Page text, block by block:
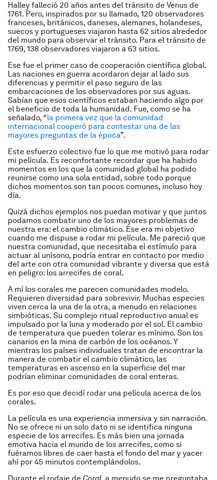
Halley falleció 20 años antes del tránsito de Venus de
1761. Pero, inspirados por su llamado, 120 observadores
franceses, británicos, daneses, alemanes, holandeses,
suecos y portugueses viajaron hasta 62 sitios alrededor
del mundo para observar el tránsito. Para el tránsito de
1769, 138 observadores viajaron a 63 sitios.
Ese fue el primer caso de cooperación científica global.
Las naciones en guerra acordaron dejar al lado sus
diferencias y permitir el paso seguro de las
embarcaciones de los observadores por sus aguas.
Sabían que esos científicos estaban haciendo algo por
el beneficio de toda la humanidad. Fue, como se ha
señalado, “la primera vez que la comunidad
internacional cooperó para contestar una de las
mayores preguntas de la época”.
Este esfuerzo colectivo fue lo que me motivó para rodar
mi película. Es reconfortante recordar que ha habido
momentos en los que la comunidad global ha podido
reunirse como una sola entidad, sobre todo porque
dichos momentos son tan pocos comunes, incluso hoy
día.
Quizá dichos ejemplos nos puedan motivar y que juntos
podamos combatir uno de los mayores problemas de
nuestra era: el cambio climático. Ese era mi objetivo
cuando me dispuse a rodar mi película. Me pareció que
nuestra comunidad, que necesitaba el estímulo para
actuar al unísono, podría entrar en contacto por medio
del arte con otra comunidad vibrante y diversa que está
en peligro: los arrecifes de coral.
A mí los corales me parecen comunidades modelo.
Requieren diversidad para sobrevivir. Muchas especies
viven cerca la una de la otra, a menudo en relaciones
simbióticas. Su complejo ritual reproductivo anual es
impulsado por la luna y moderado por el sol. El cambio
de temperatura que pueden tolerar es mínimo. Son los
canarios en la mina de carbón de los océanos. Y
mientras los países individuales tratan de encontrar la
manera de combatir el cambio climático, las
temperaturas en ascenso en la superficie del mar
podrían eliminar comunidades de coral enteras.
Es por eso que decidí rodar una película acerca de los
corales.
La película es una experiencia inmersiva y sin narración.
No se ofrece ni un solo dato ni se identifica ninguna
especie de los arrecifes. Es más bien una jornada
emotiva hacia el mundo de los arrecifes, como si
fuéramos libres de caer hasta el fondo del mar y yacer
ahí por 45 minutos contemplándolos.